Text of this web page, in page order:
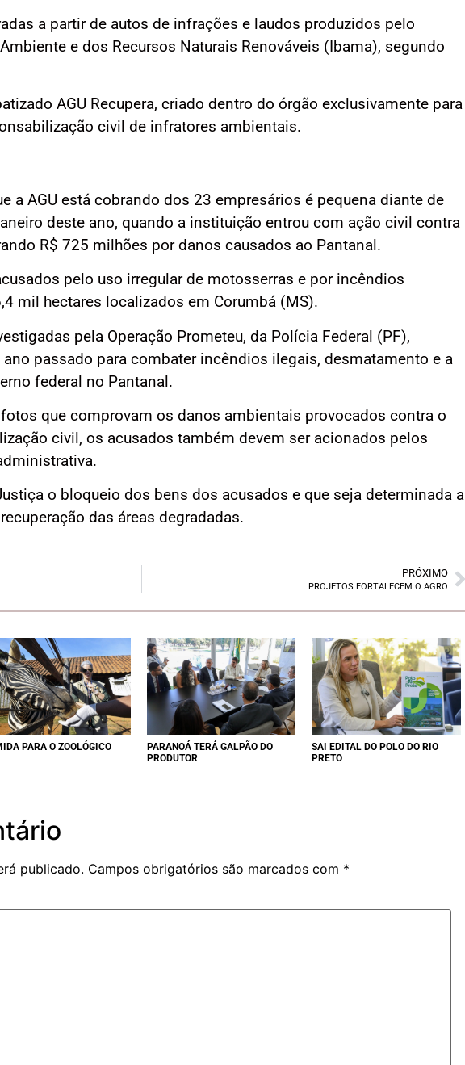
a partir de autos de infrações e laudos produzidos pelo
e dos Recursos Naturais Renováveis (Ibama), segundo
AGU Recupera, criado dentro do órgão exclusivamente para
civil de infratores ambientais.
a AGU está cobrando dos 23 empresários é pequena diante de
deste ano, quando a instituição entrou com ação civil contra
R$ 725 milhões por danos causados ao Pantanal.
pelo uso irregular de motosserras e por incêndios
mil hectares localizados em Corumbá (MS).
pela Operação Prometeu, da Polícia Federal (PF),
passado para combater incêndios ilegais, desmatamento e a
federal no Pantanal.
que comprovam os danos ambientais provocados contra o
civil, os acusados também devem ser acionados pelos
o bloqueio dos bens dos acusados e que seja determinada a
das áreas degradadas.
PRÓXIMO
PROJETOS FORTALECEM O AGRO
PARA O ZOOLÓGICO
PARANOÁ TERÁ GALPÃO DO
PRODUTOR
SAI EDITAL DO POLO DO RIO
PRETO
publicado. Campos obrigatórios são marcados com *